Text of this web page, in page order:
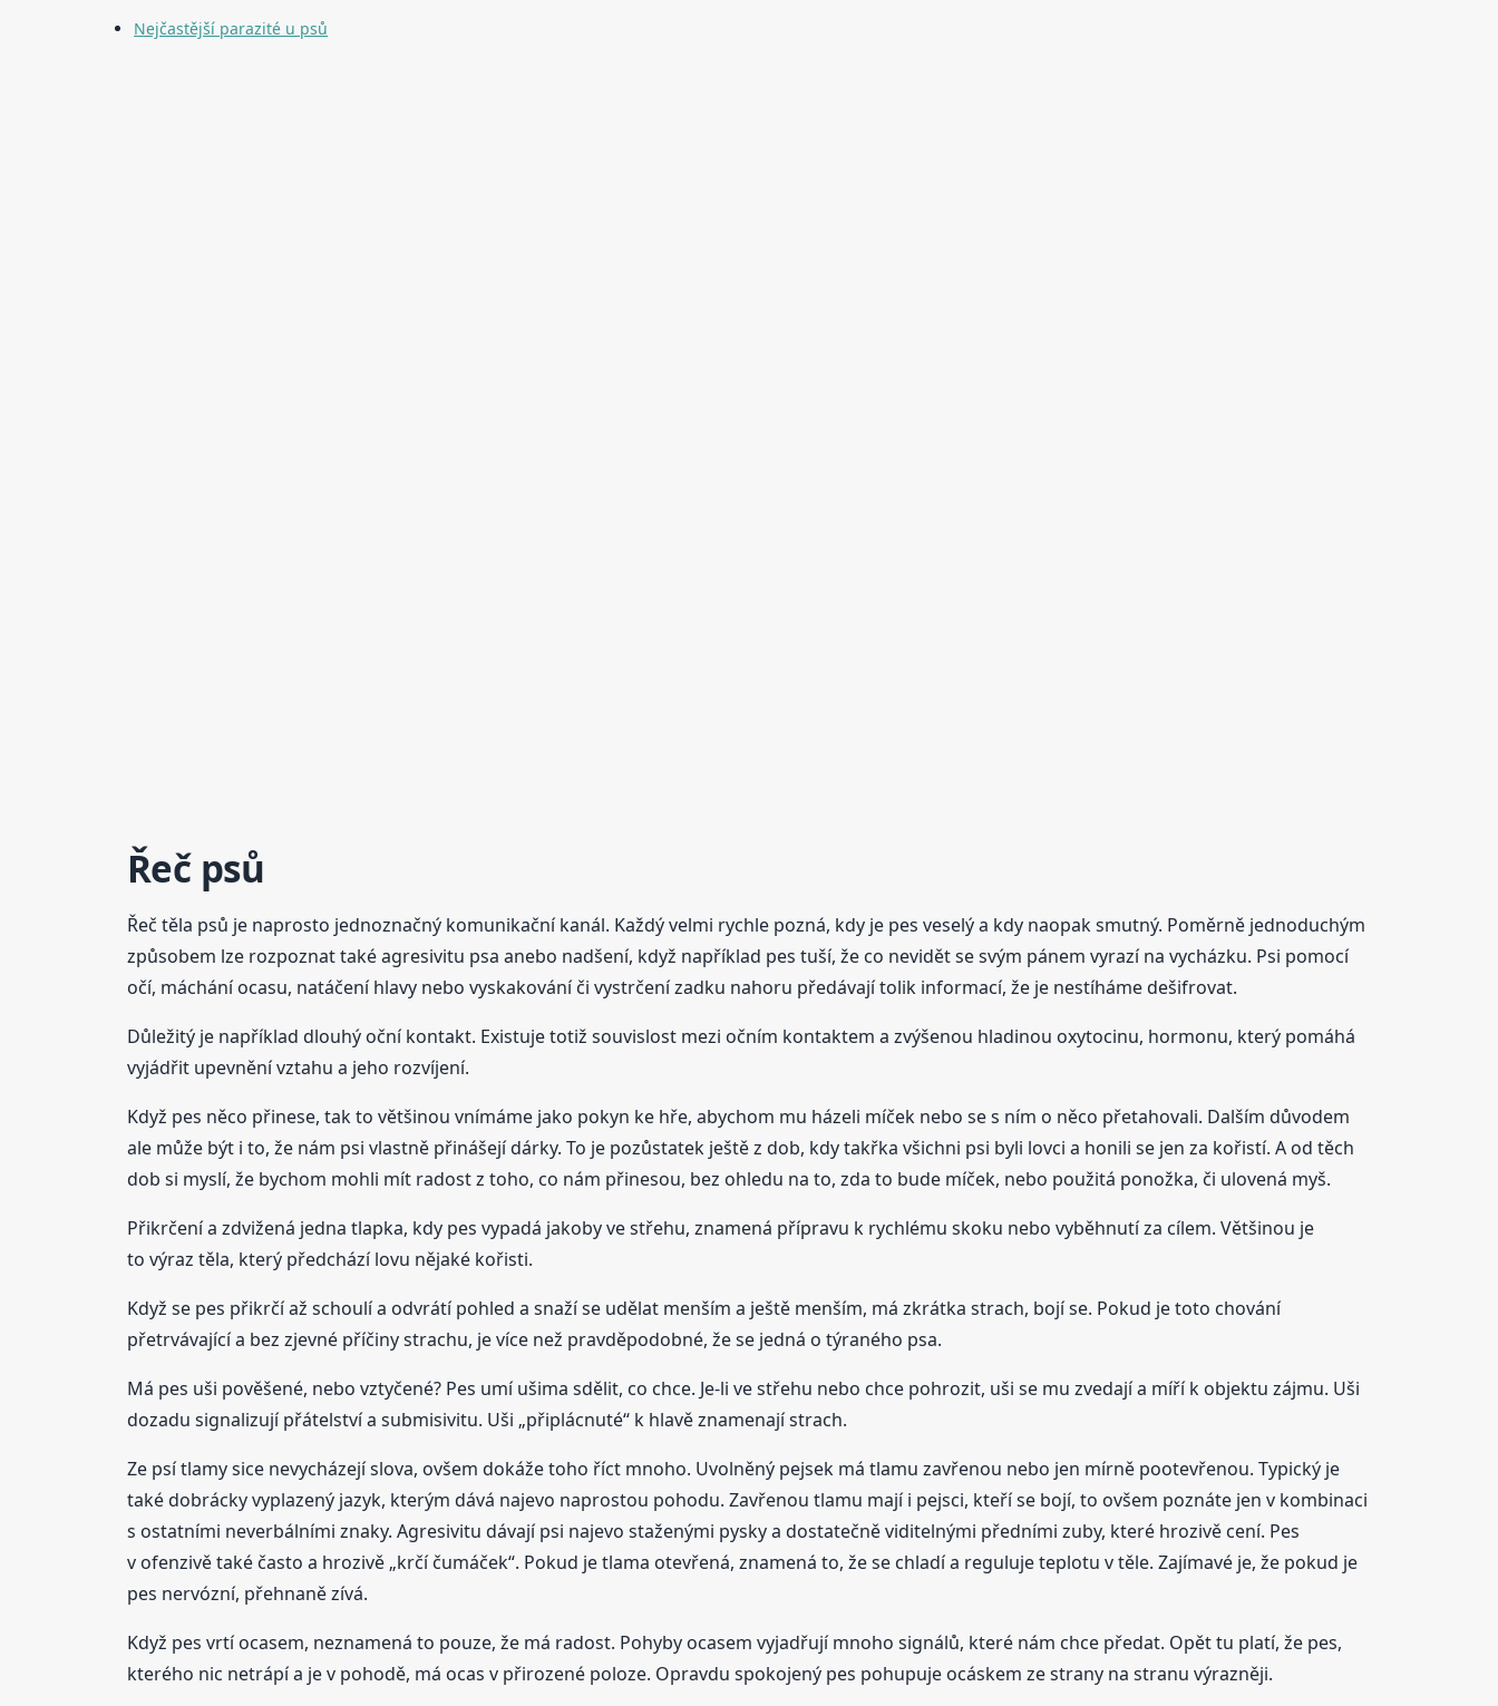
Nejčastější parazité u psů
Řeč psů
Řeč těla psů je naprosto jednoznačný komunikační kanál. Každý velmi rychle pozná, kdy je pes veselý a kdy naopak smutný. Poměrně jednoduchým
způsobem lze rozpoznat také agresivitu psa anebo nadšení, když například pes tuší, že co nevidět se svým pánem vyrazí na vycházku. Psi pomocí
očí, máchání ocasu, natáčení hlavy nebo vyskakování či vystrčení zadku nahoru předávají tolik informací, že je nestíháme dešifrovat.
Důležitý je například dlouhý oční kontakt. Existuje totiž souvislost mezi očním kontaktem a zvýšenou hladinou oxytocinu, hormonu, který pomáhá
vyjádřit upevnění vztahu a jeho rozvíjení.
Když pes něco přinese, tak to většinou vnímáme jako pokyn ke hře, abychom mu házeli míček nebo se s ním o něco přetahovali. Dalším důvodem
ale může být i to, že nám psi vlastně přinášejí dárky. To je pozůstatek ještě z dob, kdy takřka všichni psi byli lovci a honili se jen za kořistí. A od těch
dob si myslí, že bychom mohli mít radost z toho, co nám přinesou, bez ohledu na to, zda to bude míček, nebo použitá ponožka, či ulovená myš.
Přikrčení a zdvižená jedna tlapka, kdy pes vypadá jakoby ve střehu, znamená přípravu k rychlému skoku nebo vyběhnutí za cílem. Většinou je
to výraz těla, který předchází lovu nějaké kořisti.
Když se pes přikrčí až schoulí a odvrátí pohled a snaží se udělat menším a ještě menším, má zkrátka strach, bojí se. Pokud je toto chování
přetrvávající a bez zjevné příčiny strachu, je více než pravděpodobné, že se jedná o týraného psa.
Má pes uši pověšené, nebo vztyčené? Pes umí ušima sdělit, co chce. Je-li ve střehu nebo chce pohrozit, uši se mu zvedají a míří k objektu zájmu. Uši
dozadu signalizují přátelství a submisivitu. Uši „připlácnuté“ k hlavě znamenají strach.
Ze psí tlamy sice nevycházejí slova, ovšem dokáže toho říct mnoho. Uvolněný pejsek má tlamu zavřenou nebo jen mírně pootevřenou. Typický je
také dobrácky vyplazený jazyk, kterým dává najevo naprostou pohodu. Zavřenou tlamu mají i pejsci, kteří se bojí, to ovšem poznáte jen v kombinaci
s ostatními neverbálními znaky. Agresivitu dávají psi najevo staženými pysky a dostatečně viditelnými předními zuby, které hrozivě cení. Pes
v ofenzivě také často a hrozivě „krčí čumáček“. Pokud je tlama otevřená, znamená to, že se chladí a reguluje teplotu v těle. Zajímavé je, že pokud je
pes nervózní, přehnaně zívá.
Když pes vrtí ocasem, neznamená to pouze, že má radost. Pohyby ocasem vyjadřují mnoho signálů, které nám chce předat. Opět tu platí, že pes,
kterého nic netrápí a je v pohodě, má ocas v přirozené poloze. Opravdu spokojený pes pohupuje ocáskem ze strany na stranu výrazněji.